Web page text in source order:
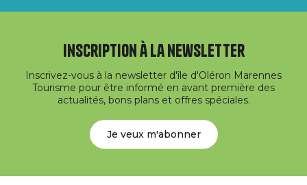
Inscription à la newsletter
Inscrivez-vous à la newsletter d'île d'Oléron Marennes
Tourisme pour être informé en avant première des
actualités, bons plans et offres spéciales.
Je veux m'abonner